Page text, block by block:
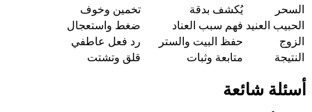
السحر
يُكشف بدقة
تخمين وخوف
الحبيب العنيد فهم سبب العناد
ضغط واستعجال
الزوج
حفظ البيت والستر
رد فعل عاطفي
النتيجة
متابعة وثبات قلق وتشتت
أسئلة شائعة